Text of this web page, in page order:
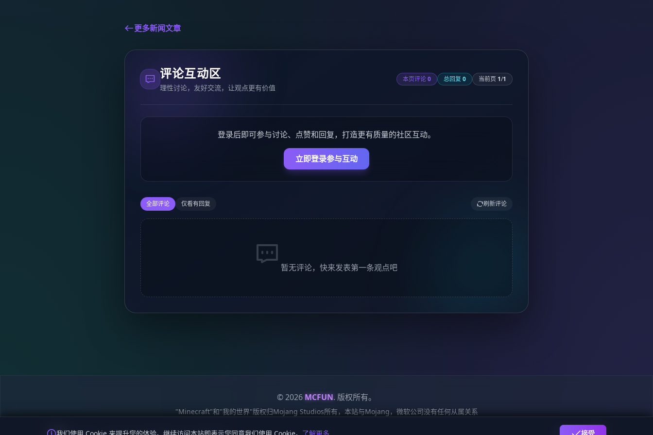
更多新闻文章
评论互动区
理性讨论，友好交流，让观点更有价值
本页评论0 总回复 0 当前页 1/1
登录后即可参与讨论、点赞和回复，打造更有质量的社区互动。
立即登录参与互动
全部评论 仅看有回复 刷新评论
暂无评论，快来发表第一条观点吧
© 2026 MCFUN. 版权所有。
"Minecraft"和"我的世界"版权归Mojang Studios所有，本站与Mojang，微软公司没有任何从属关系
隐私政策服务条款Cookie 政策站点地图鄂ICP备19018284号-6